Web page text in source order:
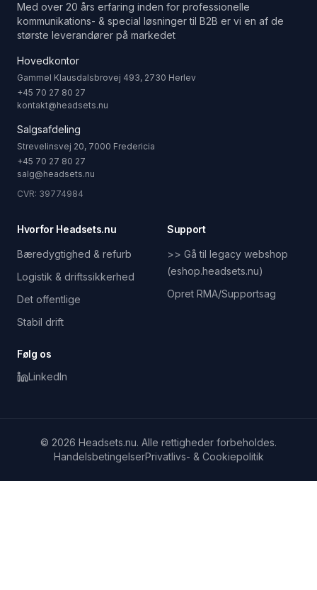
Med over 20 års erfaring inden for professionelle
kommunikations- & special løsninger til B2B er vi en af de
største leverandører på markedet
Hovedkontor
Gammel Klausdalsbrovej 493, 2730 Herlev
+45 70 27 80 27
kontakt@headsets.nu
Salgsafdeling
Strevelinsvej 20, 7000 Fredericia
+45 70 27 80 27
salg@headsets.nu
CVR: 39774984
Hvorfor Headsets.nu
Bæredygtighed & refurb
Logistik & driftssikkerhed
Det offentlige
Stabil drift
Support
>> Gå til legacy webshop
(eshop.headsets.nu)
Opret RMA/Supportsag
Følg os
LinkedIn
© 2026 Headsets.nu. Alle rettigheder forbeholdes.
HandelsbetingelserPrivatlivs- & Cookiepolitik